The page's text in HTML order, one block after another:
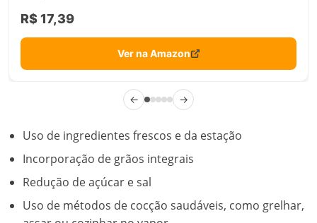
R$ 17,39
Ver na Amazon
← →
Uso de ingredientes frescos e da estação
Incorporação de grãos integrais
Redução de açúcar e sal
Uso de métodos de cocção saudáveis, como grelhar,